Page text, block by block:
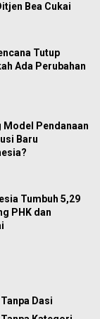
Bea Cukai
Tutup
Ada Perubahan
Model Pendanaan
Baru
Tumbuh 5,29
PHK dan
Tanpa Dasi